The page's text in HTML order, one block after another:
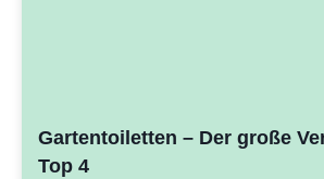
Gartentoiletten – Der große
Top 4